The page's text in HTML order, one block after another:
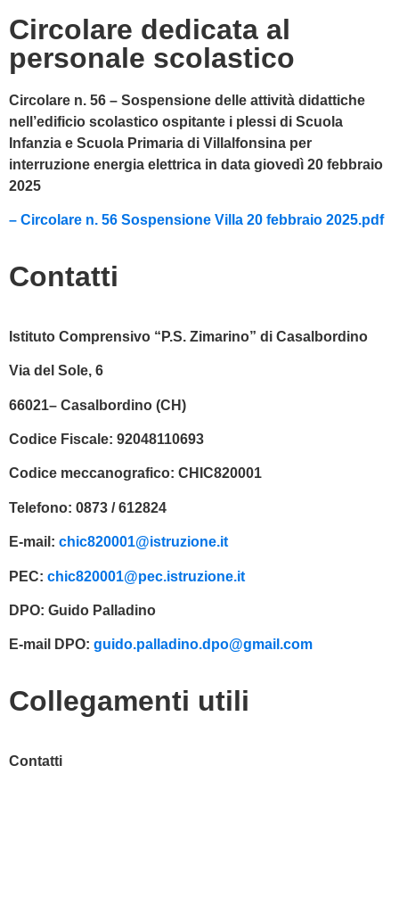
Circolare dedicata al
personale scolastico
Circolare n. 56 – Sospensione delle attività didattiche
nell’edificio scolastico ospitante i plessi di Scuola
Infanzia e Scuola Primaria di Villalfonsina per
interruzione energia elettrica in data giovedì 20 febbraio
2025
– Circolare n. 56 Sospensione Villa 20 febbraio 2025.pdf
Contatti
Istituto Comprensivo “P.S. Zimarino” di Casalbordino
Via del Sole, 6
66021– Casalbordino (CH)
Codice Fiscale: 92048110693
Codice meccanografico: CHIC820001
Telefono: 0873 / 612824
E-mail: chic820001@istruzione.it
PEC: chic820001@pec.istruzione.it
DPO: Guido Palladino
E-mail DPO: guido.palladino.dpo@gmail.com
Collegamenti utili
Contatti